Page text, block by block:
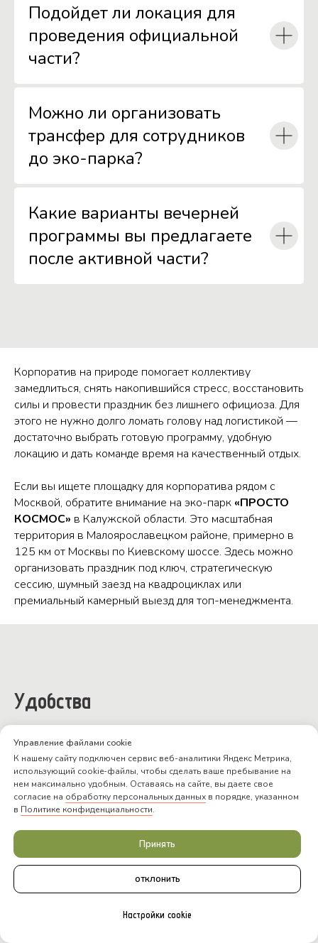
Подойдет ли локация для
проведения официальной
части?
Можно ли организовать
трансфер для сотрудников
до эко-парка?
Какие варианты вечерней
программы вы предлагаете
после активной части?
Корпоратив на природе помогает коллективу
замедлиться, снять накопившийся стресс, восстановить
силы и провести праздник без лишнего официоза. Для
этого не нужно долго ломать голову над логистикой —
достаточно выбрать готовую программу, удобную
локацию и дать команде время на качественный отдых.
Если вы ищете площадку для корпоратива рядом с
Москвой, обратите внимание на эко-парк «ПРОСТО
КОСМОС» в Калужской области. Это масштабная
территория в Малоярославецком районе, примерно в
125 км от Москвы по Киевскому шоссе. Здесь можно
организовать праздник под ключ, стратегическую
сессию, шумный заезд на квадроциклах или
премиальный камерный выезд для топ-менеджмента.
Удобства
Вид на пруд
Мангальная зона
ПОСМОТРЕТЬ ЦЕНЫ
Управление файлами cookie
К нашему сайту подключен сервис веб-аналитики Яндекс Метрика,
использующий cookie-файлы, чтобы сделать ваше пребывание на
нем максимально удобным. Оставаясь на сайте, вы даете свое
согласие на обработку персональных данных в порядке, указанном
в Политике конфиденциальности.
Принять
отклонить
Настройки cookie